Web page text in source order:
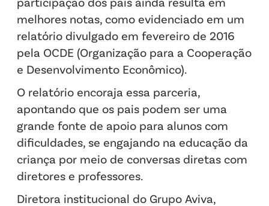
melhores notas, como evidenciado em um
relatório divulgado em fevereiro de 2016
pela OCDE (Organização para a Cooperação
e Desenvolvimento Econômico).
O relatório encoraja essa parceria,
apontando que os pais podem ser uma
grande fonte de apoio para alunos com
dificuldades, se engajando na educação da
criança por meio de conversas diretas com
diretores e professores.
Diretora institucional do Grupo Aviva,